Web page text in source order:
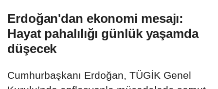
Erdoğan'dan ekonomi mesajı:
Hayat pahalılığı günlük yaşamda
düşecek
Cumhurbaşkanı Erdoğan, TÜGİK Genel